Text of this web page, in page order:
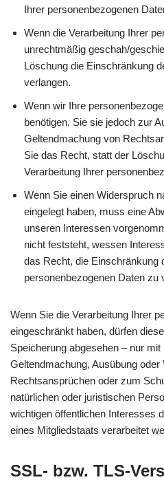
Ihrer personenbezogenen
Wenn die Verarbeitung Ihrer
unrechtmäßig geschah/
Löschung die Einschränkung
verlangen.
Wenn wir Ihre
benötigen, Sie sie jedoch zur
Geltendmachung von
Sie das Recht, statt der
Verarbeitung Ihrer
Wenn Sie einen Widerspruch
eingelegt haben, muss eine
unseren Interessen
nicht feststeht, wessen
das Recht, die Einschränkung
personenbezogenen Daten zu
Wenn Sie die Verarbeitung Ihrer
eingeschränkt haben, dürfen
Speicherung abgesehen – nur
Geltendmachung, Ausübung oder
Rechtsansprüchen oder zum
natürlichen oder juristischen
wichtigen öffentlichen Interesses
eines Mitgliedstaats verarbeitet
SSL- bzw. TLS-